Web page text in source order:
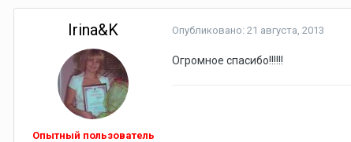
Irina&K
Опытный пользователь
Опубликовано: 21 августа, 2013
Огромное спасибо!!!!!!